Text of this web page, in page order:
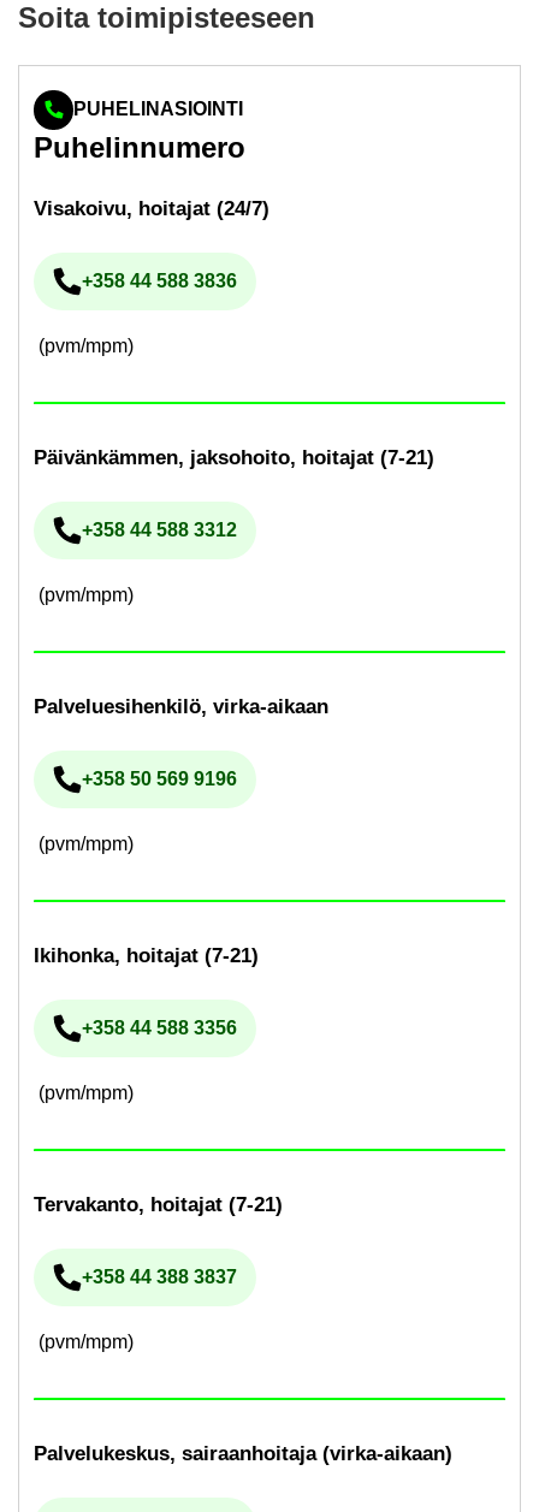
Soita toi­mi­pis­tee­seen
PUHELINASIOINTI
Pu­he­lin­nu­me­ro
Vi­sa­koi­vu, hoi­ta­jat (24/7)
Pu­he­lin­nu­me­ro
+358 44 588 3836
(pvm/mpm)
Päi­vän­käm­men, jak­so­hoi­to, hoi­ta­jat (7-21)
Pu­he­lin­nu­me­ro
+358 44 588 3312
(pvm/mpm)
Pal­ve­lue­si­hen­ki­lö, virka-​aikaan
Pu­he­lin­nu­me­ro
+358 50 569 9196
(pvm/mpm)
Iki­hon­ka, hoi­ta­jat (7-21)
Pu­he­lin­nu­me­ro
+358 44 588 3356
(pvm/mpm)
Ter­va­kan­to, hoi­ta­jat (7-21)
Pu­he­lin­nu­me­ro
+358 44 388 3837
(pvm/mpm)
Pal­ve­lu­kes­kus, sai­raan­hoi­ta­ja (virka-​aikaan)